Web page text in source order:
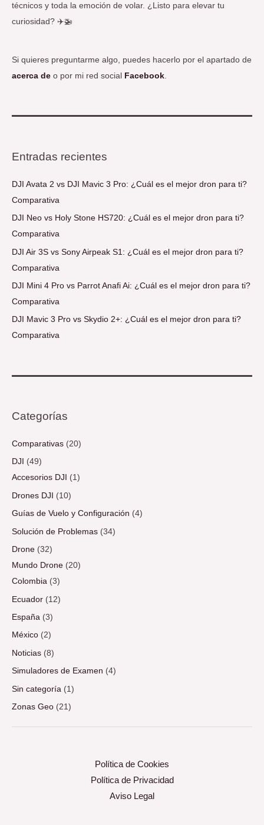
técnicos y toda la emoción de volar. ¿Listo para elevar tu
curiosidad? ✈️🚁
Si quieres preguntarme algo, puedes hacerlo por el apartado de
acerca de o por mi red social Facebook
Entradas recientes
DJI Avata 2 vs DJI Mavic 3 Pro: ¿Cuál es el mejor dron para ti?
Comparativa
DJI Neo vs Holy Stone HS720: ¿Cuál es el mejor dron para ti?
Comparativa
DJI Air 3S vs Sony Airpeak S1: ¿Cuál es el mejor dron para ti?
Comparativa
DJI Mini 4 Pro vs Parrot Anafi Ai: ¿Cuál es el mejor dron para ti?
Comparativa
DJI Mavic 3 Pro vs Skydio 2+: ¿Cuál es el mejor dron para ti?
Comparativa
Categorías
Comparativas (20)
DJI
(49)
Accesorios DJI
(1)
Drones DJI (10)
Guías de Vuelo y Configuración (4)
Solución de Problemas (34)
Drone (32)
Mundo Drone (20)
Colombia (3)
Ecuador (12)
España (3)
México (2)
Noticias (8)
Simuladores de Examen (4)
Sin categoría (1)
Zonas Geo (21)
Política de Cookies
Política de Privacidad
Aviso Legal